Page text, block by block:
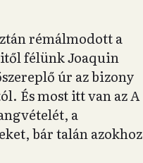
rémálmodott a
félünk Joaquin
úr az bizony
És most itt van az A
a
bár talán azokhoz